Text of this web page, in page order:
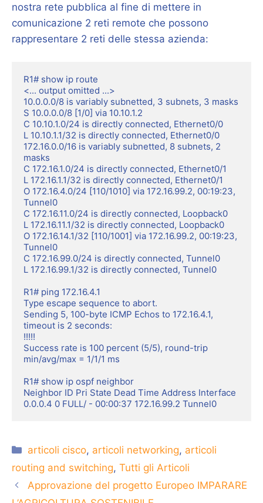
nostra rete pubblica al fine di mettere in
comunicazione 2 reti remote che possono
rappresentare 2 reti delle stessa azienda:
R1# show ip route
<... output omitted ...>
10.0.0.0/8 is variably subnetted, 3 subnets, 3 masks
S 10.0.0.0/8 [1/0] via 10.10.1.2
C 10.10.1.0/24 is directly connected, Ethernet0/0
L 10.10.1.1/32 is directly connected, Ethernet0/0
172.16.0.0/16 is variably subnetted, 8 subnets, 2
masks
C 172.16.1.0/24 is directly connected, Ethernet0/1
L 172.16.1.1/32 is directly connected, Ethernet0/1
O 172.16.4.0/24 [110/1010] via 172.16.99.2, 00:19:23,
Tunnel0
C 172.16.11.0/24 is directly connected, Loopback0
L 172.16.11.1/32 is directly connected, Loopback0
O 172.16.14.1/32 [110/1001] via 172.16.99.2, 00:19:23,
Tunnel0
C 172.16.99.0/24 is directly connected, Tunnel0
L 172.16.99.1/32 is directly connected, Tunnel0
R1# ping 172.16.4.1
Type escape sequence to abort.
Sending 5, 100-byte ICMP Echos to 172.16.4.1,
timeout is 2 seconds:
!!!!!
Success rate is 100 percent (5/5), round-trip
min/avg/max = 1/1/1 ms
R1# show ip ospf neighbor
Neighbor ID Pri State Dead Time Address Interface
0.0.0.4 0 FULL/ - 00:00:37 172.16.99.2 Tunnel0
Categorie
articoli cisco, articoli networking, articoli
routing and switching, Tutti gli Articoli
Approvazione del progetto Europeo IMPARARE